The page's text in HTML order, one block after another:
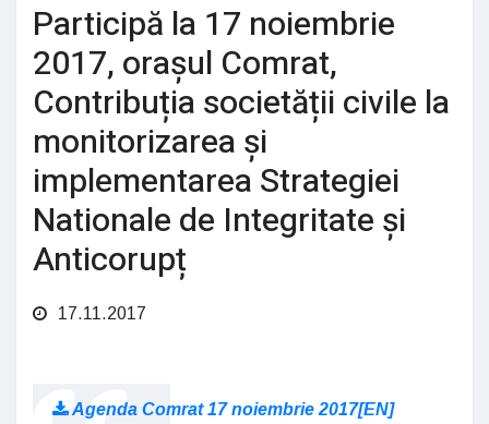
Participă la 17 noiembrie
2017, orașul Comrat,
Contribuția societății civile la
monitorizarea și
implementarea Strategiei
Nationale de Integritate și
Anticorupț
17.11.2017
Agenda Comrat 17 noiembrie 2017[EN]